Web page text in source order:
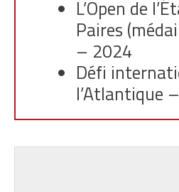
L’Open de
Paires
– 2024
Défi
l’Atlantique